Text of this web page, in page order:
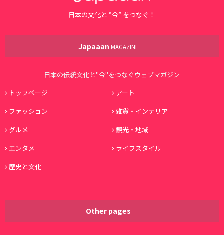
日本の文化と ”今” をつなぐ！
Japaaan MAGAZINE
日本の伝統文化と"今"をつなぐウェブマガジン
トップページ
アート
ファッション
雑貨・インテリア
グルメ
観光・地域
エンタメ
ライフスタイル
歴史と文化
Other pages